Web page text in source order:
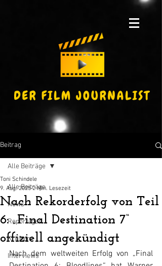
Beitrag
Alle Beiträge
News
Reportagen
Kritiken
Interviews
Alle Beiträge
Nach Rekorderfolg von Teil
6: „Final Destination 7“
offiziell angekündigt
Toni Schindele
9. Aug. 2025 2 Min. Lesezeit
Nach dem weltweiten Erfolg von „Final